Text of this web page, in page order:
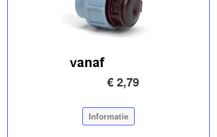
€ 2,79
Informatie